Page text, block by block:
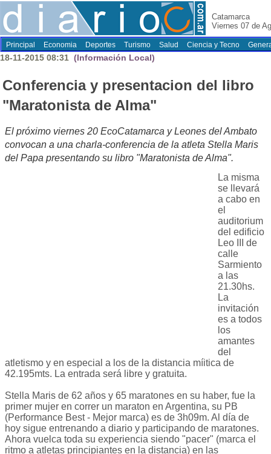
Catamarca
Viernes 07 de
Principal Economia Deportes Turismo Salud Ciencia y Tecno
18-11-2015 08:31 (Información Local)
Conferencia y presentacion del libro
"Maratonista de Alma"
El próximo viernes 20 EcoCatamarca y Leones del Ambato
convocan a una charla-conferencia de la atleta Stella Maris
del Papa presentando su libro "Maratonista de Alma".
La misma
se llevará
a cabo en
el
auditorium
del edificio
Leo III de
calle
Sarmiento
a las
21.30hs.
La
invitación
es a todos
los
amantes
del
atletismo y en especial a los de la distancia míitica de
42.195mts. La entrada será libre y gratuita.
Stella Maris de 62 años y 65 maratones en su haber, fue la
primer mujer en correr un maraton en Argentina, su PB
(Performance Best - Mejor marca) es de 3h09m. Al día de
hoy sigue entrenando a diario y participando de maratones.
Ahora vuelca toda su experiencia siendo "pacer" (marca el
ritmo a atletas principiantes en la distancia) en las